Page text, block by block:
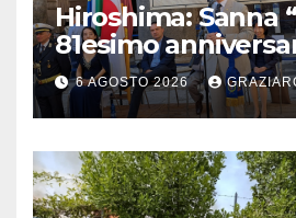
Hiroshima: Sanna
81esimo
monito per tutti”
6 AGOSTO 2026